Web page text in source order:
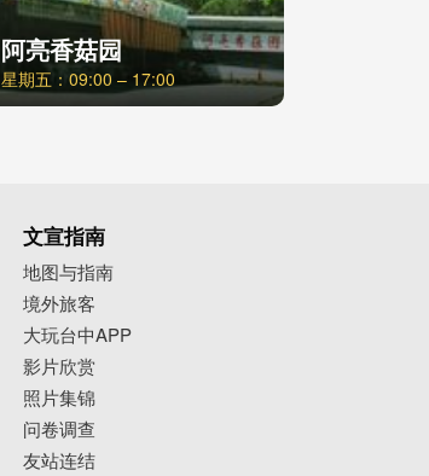
阿亮香菇园
星期五：09:00 – 17:00
文宣指南
地图与指南
境外旅客
大玩台中APP
影片欣赏
照片集锦
问卷调查
友站连结